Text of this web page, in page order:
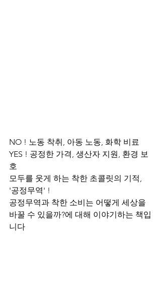
NO ! 노동 착취, 아동 노동, 화학 비료
YES ! 공정한 가격, 생산자 지원, 환경 보
호
모두를 웃게 하는 착한 초콜릿의 기적,
'공정무역' !
공정무역과 착한 소비는 어떻게 세상을
바꿀 수 있을까?에 대해 이야기하는 책입
니다